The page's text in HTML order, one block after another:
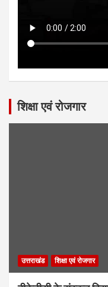
शिक्षा एवं रोजगार
उत्तराखंड शिक्षा एवं रोजगार